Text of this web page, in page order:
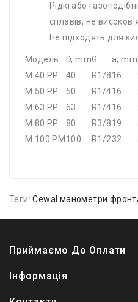
Рідкі або
сплавів, не
Не підходять для
Модель D, mmG a, mm
M 40 PP
40 R1/816
M 50 PP
50 R1/416
M 63 PP
63 R1/416
M 80 PP
80 R3/819
M 100 PM 100 R1/232
Теги:Cewal манометри
Приймаємо До Оплати
Інформація